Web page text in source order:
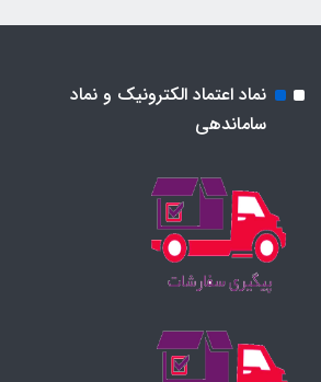
نماد اعتماد الکترونیک و نماد
ساماندهی